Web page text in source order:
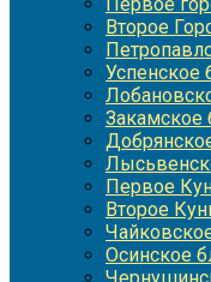
Второе
Успенское
Закамское
Первое
Второе
Осинское